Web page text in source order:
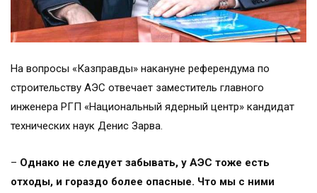
На вопросы «Казправды» накануне референдума по
строительству АЭС отвечает заместитель главного
инженера РГП «Национальный ядерный центр» кандидат
технических наук Денис Зарва.
– Однако не следует забывать, у АЭС тоже есть
отходы, и гораздо более опасные. Что мы с ними